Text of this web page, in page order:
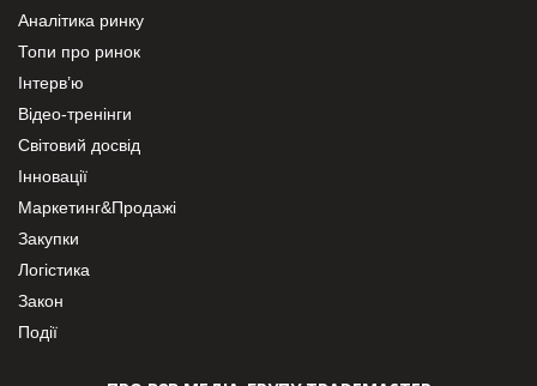
Аналітика ринку
Топи про ринок
Інтерв’ю
Відео-тренінги
Світовий досвід
Інновації
Маркетинг&Продажі
Закупки
Логістика
Закон
Події